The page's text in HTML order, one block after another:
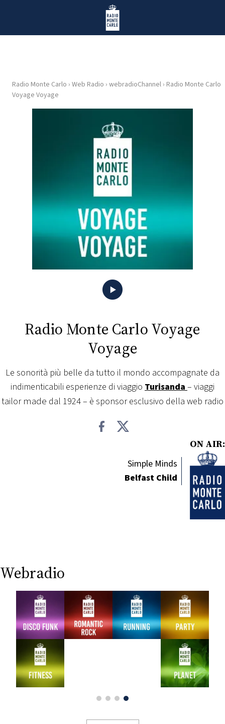
Radio Monte Carlo
HOME
VIDEO
PRINCIPATO
DI
Radio Monte Carlo › Web Radio › webradioChannel › Radio Monte Carlo
Voyage Voyage
Radio Monte Carlo Voyage
Voyage
Le sonorità più belle da tutto il mondo accompagnate da
indimenticabili esperienze di viaggio Turisanda– viaggi
tailor made dal 1924 – è sponsor esclusivo della web radio
Simple Minds
Belfast Child
ON AIR:
Webradio